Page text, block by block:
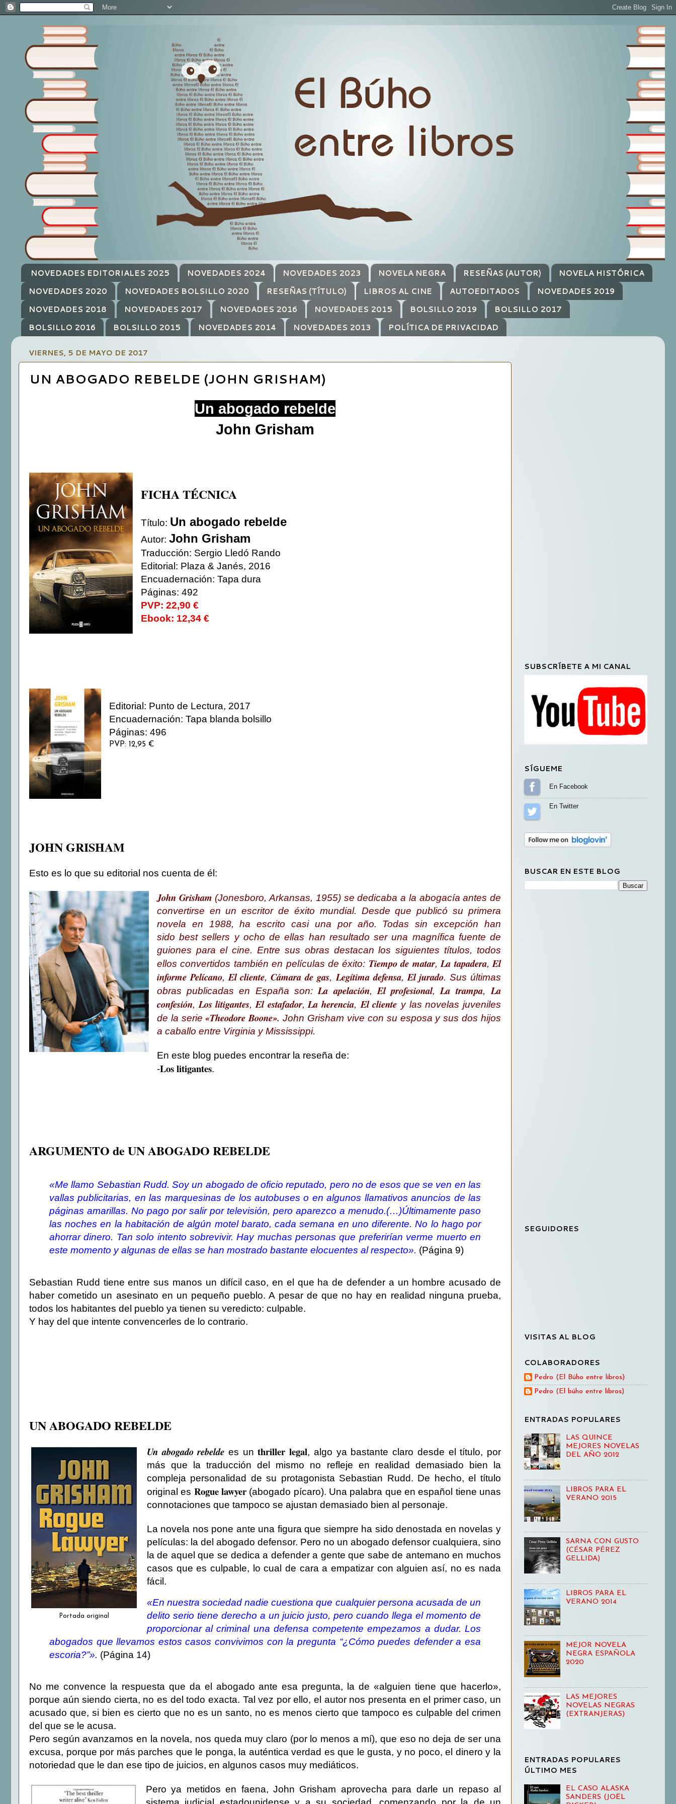
NOVEDADES EDITORIALES 2025 NOVEDADES 2024 NOVEDADES 2023 NOVELA NEGRA RESEÑAS (AUTOR)
NOVELA HISTÓRICA
NOVEDADES 2020
NOVEDADES BOLSILLO 2020 RESEÑAS (TÍTULO) LIBROS AL CINE AUTOEDITADOS
NOVEDADES 2019
NOVEDADES 2018
NOVEDADES 2017 NOVEDADES 2016 NOVEDADES 2015 BOLSILLO 2019
BOLSILLO 2017
BOLSILLO 2016
BOLSILLO 2015 NOVEDADES 2014 NOVEDADES 2013 POLÍTICA DE PRIVACIDAD
VIERNES, 5 DE MAYO DE 2017
UN ABOGADO REBELDE (JOHN GRISHAM)
Un abogado rebelde
John Grisham
FICHA TÉCNICA
Título: Un abogado rebelde
Autor: John Grisham
Traducción: Sergio Lledó Rando
Editorial: Plaza & Janés, 2016
Encuadernación: Tapa dura
Páginas: 492
PVP: 22,90 €
Ebook: 12,34 €
Editorial: Punto de Lectura, 2017
Encuadernación: Tapa blanda bolsillo
Páginas: 496
PVP: 12,95 €
JOHN GRISHAM
Esto es lo que su editorial nos cuenta de él:
John Grisham (Jonesboro, Arkansas, 1955) se dedicaba a la abogacía antes de
convertirse en un escritor de éxito mundial. Desde que publicó su primera
novela en 1988, ha escrito casi una por año. Todas sin excepción han
sido best sellers y ocho de ellas han resultado ser una magnífica fuente de
guiones para el cine. Entre sus obras destacan los siguientes títulos, todos
ellos convertidos también en películas de éxito: Tiempo de matar, La tapadera, El
informe Pelícano, El cliente, Cámara de gas, Legítima defensa, El jurado. Sus últimas
obras publicadas en España son: La apelación, El profesional, La trampa,
La
confesión, Los litigantes, El estafador, La herencia, El cliente y las novelas juveniles
de la serie«Theodore Boone». John Grisham vive con su esposa y sus dos hijos
a caballo entre Virginia y Mississippi.
En este blog puedes encontrar la reseña de:
-Los litigantes.
ARGUMENTO de UN ABOGADO REBELDE
«Me llamo Sebastian Rudd. Soy un abogado de oficio reputado, pero no de esos que se ven en las
vallas publicitarias, en las marquesinas de los autobuses o en algunos llamativos anuncios de las
páginas amarillas. No pago por salir por televisión, pero aparezco a menudo.(…)Últimamente paso
las noches en la habitación de algún motel barato, cada semana en uno diferente. No lo hago por
ahorrar dinero. Tan solo intento sobrevivir. Hay muchas personas que preferirían verme muerto en
este momento y algunas de ellas se han mostrado bastante elocuentes al respecto». (Página 9)
Sebastian Rudd tiene entre sus manos un difícil caso, en el que ha de defender a un hombre acusado de
haber cometido un asesinato en un pequeño pueblo. A pesar de que no hay en realidad ninguna prueba,
todos los habitantes del pueblo ya tienen su veredicto: culpable.
Y hay del que intente convencerles de lo contrario.
UN ABOGADO REBELDE
Portada original
Un abogado rebelde es unthriller legal, algo ya bastante claro desde el título, por
más que la traducción del mismo no refleje en realidad demasiado bien la
compleja personalidad de su protagonista Sebastian Rudd. De hecho, el título
original es Rogue lawyer(abogado pícaro). Una palabra que en español tiene unas
connotaciones que tampoco se ajustan demasiado bien al personaje.
La novela nos pone ante una figura que siempre ha sido denostada en novelas y
películas: la del abogado defensor. Pero no un abogado defensor cualquiera, sino
la de aquel que se dedica a defender a gente que sabe de antemano en muchos
casos que es culpable, lo cual de cara a empatizar con alguien así, no es nada
fácil.
«En nuestra sociedad nadie cuestiona que cualquier persona acusada de un
delito serio tiene derecho a un juicio justo, pero cuando llega el momento de
proporcionar al criminal una defensa competente empezamos a dudar. Los
abogados que llevamos estos casos convivimos con la pregunta “¿Cómo puedes defender a esa
escoria?”». (Página 14)
No me convence la respuesta que da el abogado ante esa pregunta, la de «alguien tiene que hacerlo»,
porque aún siendo cierta, no es del todo exacta. Tal vez por ello, el autor nos presenta en el primer caso, un
acusado que, si bien es cierto que no es un santo, no es menos cierto que tampoco es culpable del crimen
del que se le acusa.
Pero según avanzamos en la novela, nos queda muy claro (por lo menos a mí), que eso no deja de ser una
excusa, porque por más parches que le ponga, la auténtica verdad es que le gusta, y no poco, el dinero y la
notoriedad que le dan ese tipo de juicios, en algunos casos muy mediáticos.
Pero ya metidos en faena, John Grisham aprovecha para darle un repaso al
SUBSCRÍBETE A MI CANAL
SÍGUEME
Sígueme en Facebook
BUSCAR EN ESTE BLOG
SEGUIDORES
VISITAS AL BLOG
COLABORADORES
Pedro (El Búho entre libros)
Pedro (El búho entre libros)
ENTRADAS POPULARES
LAS QUINCE
MEJORES NOVELAS
DEL AÑO 2012
LIBROS PARA EL
VERANO 2015
SARNA CON GUSTO
(CÉSAR PÉREZ
GELLIDA)
LIBROS PARA EL
VERANO 2014
MEJOR NOVELA
NEGRA ESPAÑOLA
2020
LAS MEJORES
NOVELAS NEGRAS
(EXTRANJERAS)
ENTRADAS POPULARES
ÚLTIMO MES
EL CASO ALASKA
SANDERS (JOËL